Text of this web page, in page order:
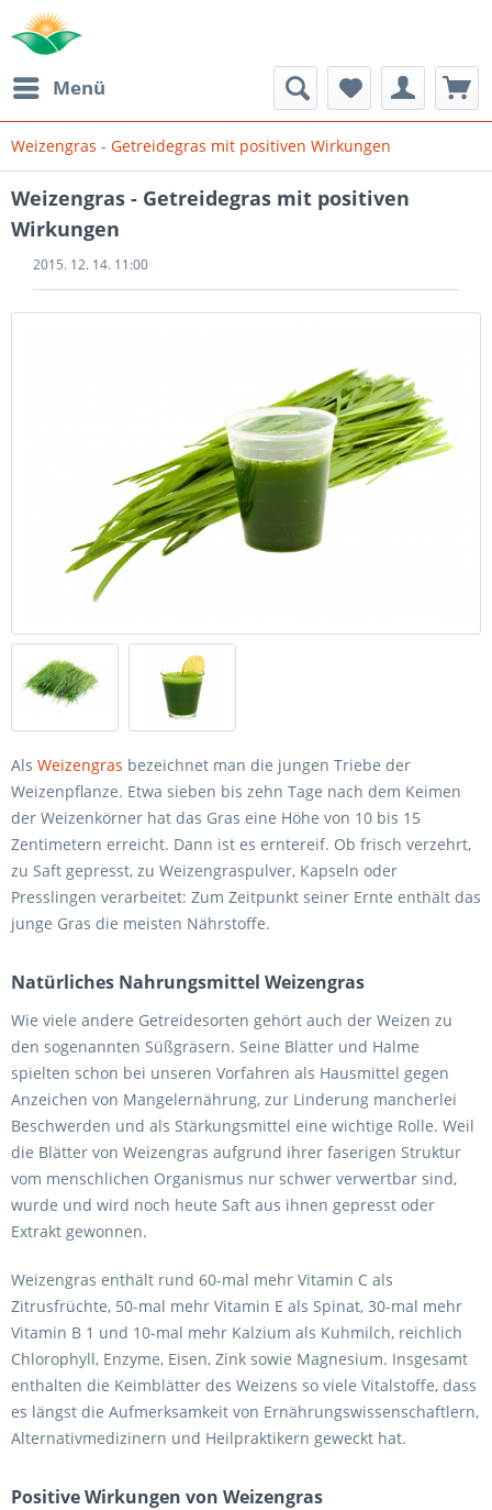
Menü
Weizengras - Getreidegras mit positiven Wirkungen
Weizengras - Getreidegras mit positiven
Wirkungen
2015. 12. 14. 11:00
Als Weizengras bezeichnet man die jungen Triebe der
Weizenpflanze. Etwa sieben bis zehn Tage nach dem Keimen
der Weizenkörner hat das Gras eine Höhe von 10 bis 15
Zentimetern erreicht. Dann ist es erntereif. Ob frisch verzehrt,
zu Saft gepresst, zu Weizengraspulver, Kapseln oder
Presslingen verarbeitet: Zum Zeitpunkt seiner Ernte enthält das
junge Gras die meisten Nährstoffe.
Natürliches Nahrungsmittel Weizengras
Wie viele andere Getreidesorten gehört auch der Weizen zu
den sogenannten Süßgräsern. Seine Blätter und Halme
spielten schon bei unseren Vorfahren als Hausmittel gegen
Anzeichen von Mangelernährung, zur Linderung mancherlei
Beschwerden und als Stärkungsmittel eine wichtige Rolle. Weil
die Blätter von Weizengras aufgrund ihrer faserigen Struktur
vom menschlichen Organismus nur schwer verwertbar sind,
wurde und wird noch heute Saft aus ihnen gepresst oder
Extrakt gewonnen.
Weizengras enthält rund 60-mal mehr Vitamin C als
Zitrusfrüchte, 50-mal mehr Vitamin E als Spinat, 30-mal mehr
Vitamin B 1 und 10-mal mehr Kalzium als Kuhmilch, reichlich
Chlorophyll, Enzyme, Eisen, Zink sowie Magnesium. Insgesamt
enthalten die Keimblätter des Weizens so viele Vitalstoffe, dass
es längst die Aufmerksamkeit von Ernährungswissenschaftlern,
Alternativmedizinern und Heilpraktikern geweckt hat.
Positive Wirkungen von Weizengras